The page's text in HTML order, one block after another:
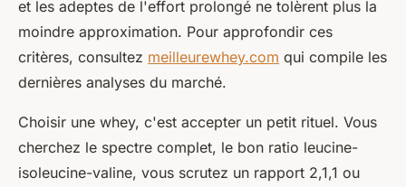
et les adeptes de l'effort prolongé ne tolèrent plus la
moindre approximation. Pour approfondir ces
critères, consultez meilleurewhey.com qui compile les
dernières analyses du marché.
Choisir une whey, c'est accepter un petit rituel. Vous
cherchez le spectre complet, le bon ratio leucine-
isoleucine-valine, vous scrutez un rapport 2,1,1 ou